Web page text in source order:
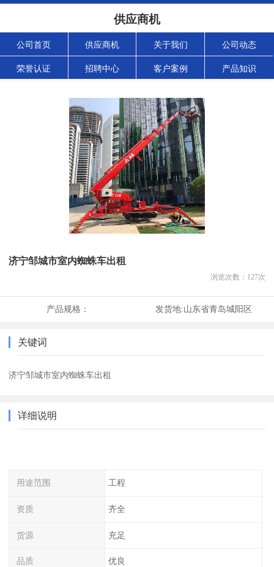
供应商机
公司首页 供应商机 关于我们 公司动态
荣誉认证 招聘中心 客户案例 产品知识
济宁邹城市室内蜘蛛车出租
浏览次数： 127次
产品规格： 发货地:山东省青岛城阳区
关键词
济宁邹城市室内蜘蛛车出租
详细说明
用途范围 工程
资质 齐全
货源 充足
品质 优良